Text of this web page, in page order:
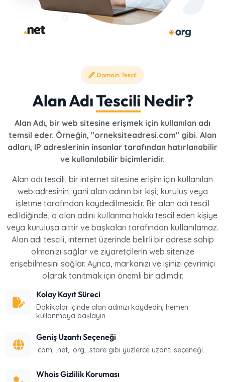
Domain Tescil
Alan AdıTescili Nedir?
Alan Adı, bir web sitesine erişmek için kullanılan adı
temsil eder. Örneğin, "orneksiteadresi.com" gibi. Alan
adları, IP adreslerinin insanlar tarafından hatırlanabilir
ve kullanılabilir biçimleridir.
Alan adı tescili, bir internet sitesine erişim için kullanılan
web adresinin, yani alan adının bir kişi, kuruluş veya
işletme tarafından kaydedilmesidir. Bir alan adı tescil
edildiğinde, o alan adını kullanma hakkı tescil eden kişiye
veya kuruluşa aittir ve başkaları tarafından kullanılamaz.
Alan adı tescili, internet üzerinde belirli bir adrese sahip
olmanızı sağlar ve ziyaretçilerin web sitenize
erişebilmesini sağlar. Ayrıca, markanızı ve işinizi çevrimiçi
olarak tanıtmak için önemli bir adımdır.
Kolay Kayıt Süreci
Dakikalar içinde alan adınızı kaydedin, hemen
kullanmaya başlayın.
Geniş Uzantı Seçeneği
.com, .net, .org, .store gibi yüzlerce uzantı seçeneği.
Whois Gizlilik Koruması